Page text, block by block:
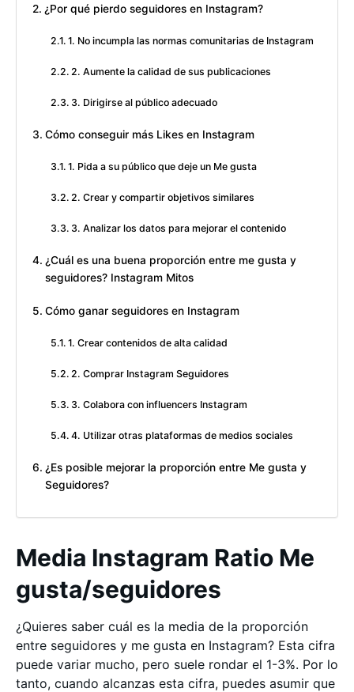
¿Por qué pierdo seguidores en Instagram?
1. No incumpla las normas comunitarias de Instagram
2. Aumente la calidad de sus publicaciones
3. Dirigirse al público adecuado
Cómo conseguir más Likes en Instagram
1. Pida a su público que deje un Me gusta
2. Crear y compartir objetivos similares
3. Analizar los datos para mejorar el contenido
¿Cuál es una buena proporción entre me gusta y
seguidores? Instagram Mitos
Cómo ganar seguidores en Instagram
1. Crear contenidos de alta calidad
2. Comprar Instagram Seguidores
3. Colabora con influencers Instagram
4. Utilizar otras plataformas de medios sociales
¿Es posible mejorar la proporción entre Me gusta y
Seguidores?
Media Instagram Ratio Me
gusta/seguidores
¿Quieres saber cuál es la media de la proporción
entre seguidores y me gusta en Instagram? Esta cifra
puede variar mucho, pero suele rondar el 1-3%. Por lo
tanto, cuando alcanzas esta cifra, puedes asumir que